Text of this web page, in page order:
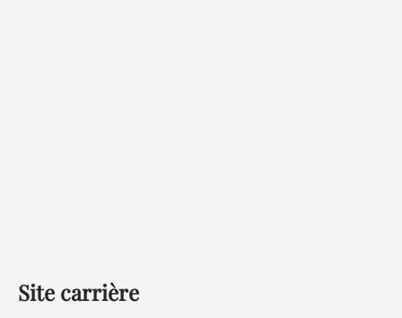
Site carrière